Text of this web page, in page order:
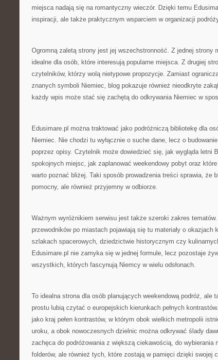
miejsca nadają się na romantyczny wieczór. Dzięki temu
inspiracji, ale także praktycznym wsparciem w organizacji
Ogromną zaletą strony jest jej wszechstronność. Z jednej strony
idealne dla osób, które interesują popularne miejsca. Z drugiej
czytelników, którzy wolą nietypowe propozycje. Zamiast
znanych symboli Niemiec, blog pokazuje również nieodkryte
każdy wpis może stać się zachętą do odkrywania Niemiec w
Edusimare.pl można traktować jako podróżniczą bibliotekę dla
Niemiec. Nie chodzi tu wyłącznie o suche dane, lecz o
poprzez opisy. Czytelnik może dowiedzieć się, jak wygląda letni
spokojnych miejsc, jak zaplanować weekendowy pobyt oraz
warto poznać bliżej. Taki sposób prowadzenia treści sprawia, że
pomocny, ale również przyjemny w odbiorze.
Ważnym wyróżnikiem serwisu jest także szeroki zakres
przewodników po miastach pojawiają się tu materiały o okazjach
szlakach spacerowych, dziedzictwie historycznym czy
Edusimare.pl nie zamyka się w jednej formule, lecz pozostaje
wszystkich, których fascynują Niemcy w wielu odsłonach.
To idealna strona dla osób planujących weekendową podróż, ale
prostu lubią czytać o europejskich kierunkach pełnych
jako kraj pełen kontrastów, w którym obok wielkich metropolii
uroku, a obok nowoczesnych dzielnic można odkrywać ślady
zachęca do podróżowania z większą ciekawością, do wybierania
folderów, ale również tych, które zostają w pamięci dzięki swojej